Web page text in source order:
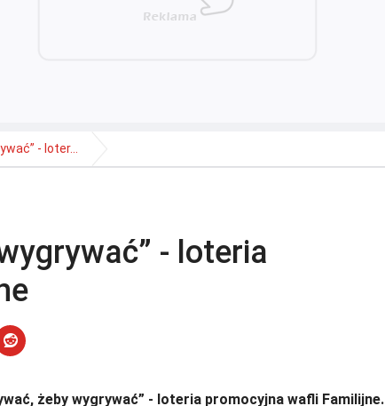
- loter...
- loteria
żeby wygrywać” - loteria promocyjna wafli Familijne.